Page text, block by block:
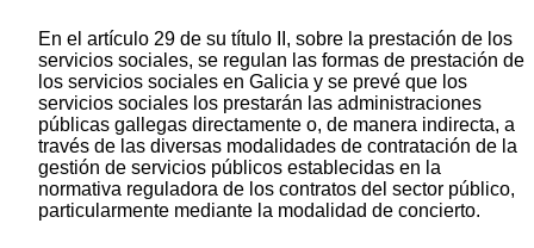
En el artículo 29 de su título II, sobre la prestación de los
servicios sociales, se regulan las formas de prestación de
los servicios sociales en Galicia y se prevé que los
servicios sociales los prestarán las administraciones
públicas gallegas directamente o, de manera indirecta, a
través de las diversas modalidades de contratación de la
gestión de servicios públicos establecidas en la
normativa reguladora de los contratos del sector público,
particularmente mediante la modalidad de concierto.